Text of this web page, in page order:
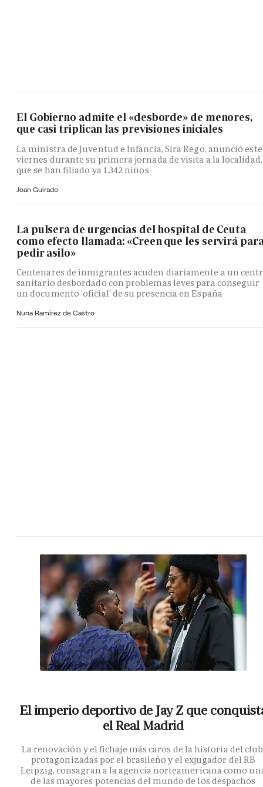
El Gobierno admite el «desborde» de menores,
que casi triplican las previsiones iniciales
La ministra de Juventud e Infancia, Sira Rego, anunció este
viernes durante su primera jornada de visita a la localidad,
que se han filiado ya 1.342 niños
Joan Guirado
La pulsera de urgencias del hospital de Ceuta
como efecto llamada: «Creen que les servirá
pedir asilo»
Centenares de inmigrantes acuden diariamente a un
sanitario desbordado con problemas leves para conseguir
un documento 'oficial' de su presencia en España
Nuria Ramírez de Castro
El imperio deportivo de Jay Z que
el Real Madrid
La renovación y el fichaje más caros de la historia del
protagonizadas por el brasileño y el exjugador del RB
Leipzig, consagran a la agencia norteamericana como
de las mayores potencias del mundo de los despachos